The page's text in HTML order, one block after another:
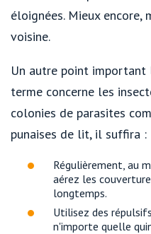
éloignées. Mieux encore,
voisine.
Un autre point
terme concerne les
colonies de parasites
punaises de lit, il suffira :
Régulièrement, au
aérez les
longtemps.
Utilisez des
n'importe quelle